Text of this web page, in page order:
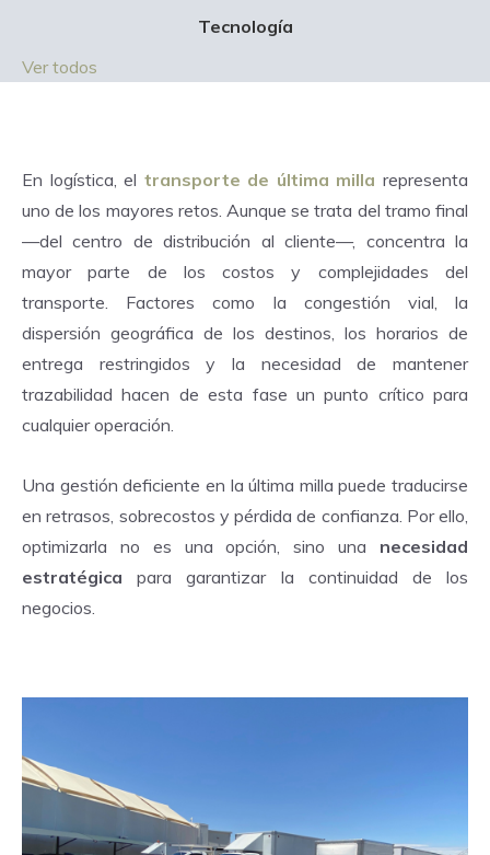
Tecnología
Ver todos
En logística, el transporte de última millarepresenta
uno de los mayores retos. Aunque se trata del tramo final
—del centro de distribución al cliente—, concentra la
mayor parte de los costos y complejidades del
transporte. Factores como la congestión vial, la
dispersión geográfica de los destinos, los horarios de
entrega restringidos y la necesidad de mantener
trazabilidad hacen de esta fase un punto crítico para
cualquier operación.
Una gestión deficiente en la última milla puede traducirse
en retrasos, sobrecostos y pérdida de confianza. Por ello,
optimizarla no es una opción, sino una necesidad
estratégicapara garantizar la continuidad de los
negocios.